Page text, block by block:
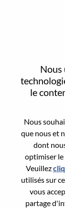
Nous
le
Nous
que nous et
dont
optimiser le
Veuillez
utilisés sur
vous
partage
Reset
Are you
Enter the
account,
We will
password.